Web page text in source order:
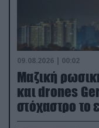
09.08.2026 | 00:02
Μαζική
και drones
στόχαστρο το